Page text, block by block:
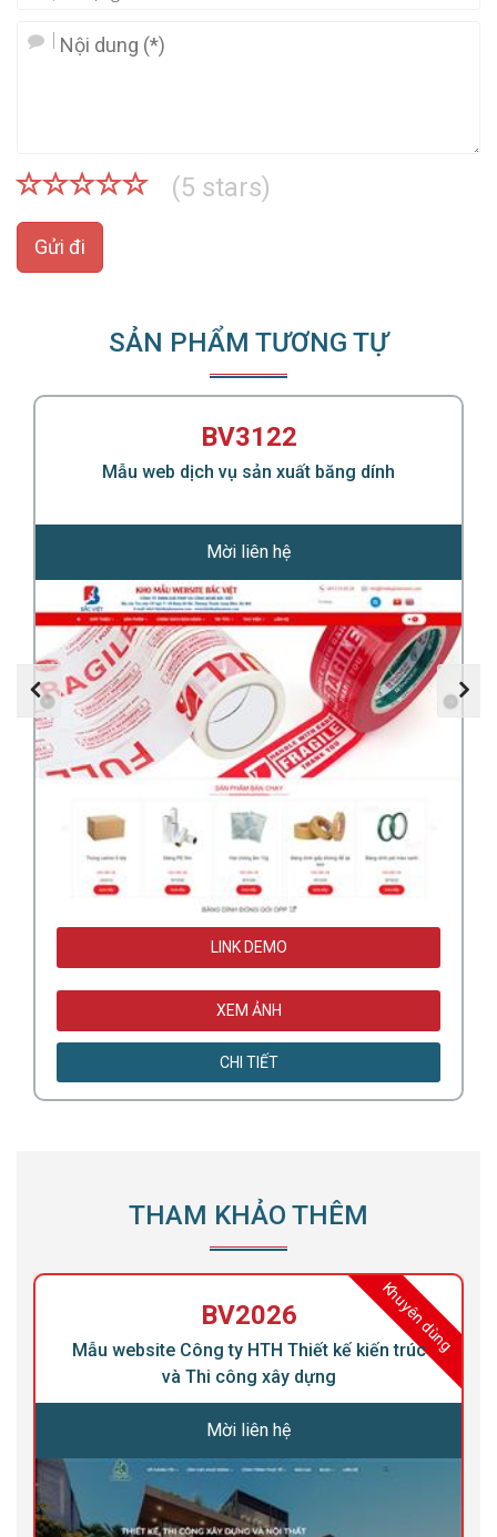
(5 stars)
Gửi đi
SẢN PHẨM TƯƠNG TỰ
BV3122
Mẫu web dịch vụ sản xuất băng dính
Mời liên hệ
LINK DEMO
XEM ẢNH
CHI TIẾT
THAM KHẢO THÊM
Khuyên dùng
BV2026
Mẫu website Công ty HTH Thiết kế kiến trúc
và Thi công xây dựng
Mời liên hệ